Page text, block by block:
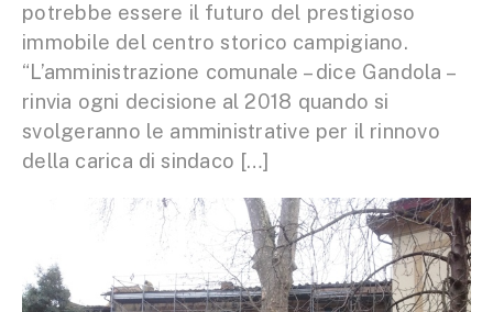
potrebbe essere il futuro del prestigioso
immobile del centro storico campigiano.
“L’amministrazione comunale – dice Gandola –
rinvia ogni decisione al 2018 quando si
svolgeranno le amministrative per il rinnovo
della carica di sindaco […]